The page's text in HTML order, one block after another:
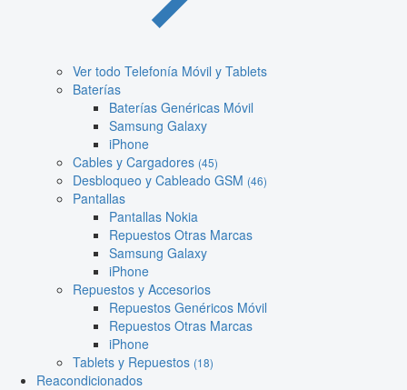
Ver todo Telefonía Móvil y Tablets
Baterías
Baterías Genéricas Móvil
Samsung Galaxy
iPhone
Cables y Cargadores (45)
Desbloqueo y Cableado GSM (46)
Pantallas
Pantallas Nokia
Repuestos Otras Marcas
Samsung Galaxy
iPhone
Repuestos y Accesorios
Repuestos Genéricos Móvil
Repuestos Otras Marcas
iPhone
Tablets y Repuestos (18)
Reacondicionados